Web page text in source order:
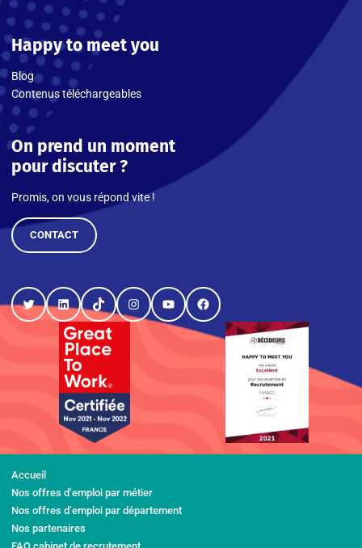
Happy to meet you
Blog
Contenus téléchargeables
On prend un moment
pour discuter ?
Promis, on vous répond vite !
CONTACT
TwitterLinkedInTikTokInstagramYouTubeFacebook
Accueil
Nos offres d’emploi par métier
Nos offres d’emploi par département
Nos partenaires